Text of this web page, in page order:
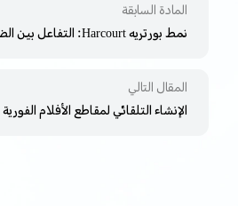
المادة السابقة
نمط بورتريه Harcourt: التفاعل بين الضوء والظل
المقال التالي
الإنشاء التلقائي لمقاطع الأفلام الفورية